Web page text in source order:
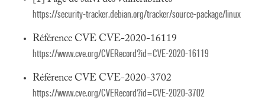
https://security-tracker.debian.org/tracker/source-package/linux
Référence CVE CVE-2020-16119
https://www.cve.org/CVERecord?id=CVE-2020-16119
Référence CVE CVE-2020-3702
https://www.cve.org/CVERecord?id=CVE-2020-3702